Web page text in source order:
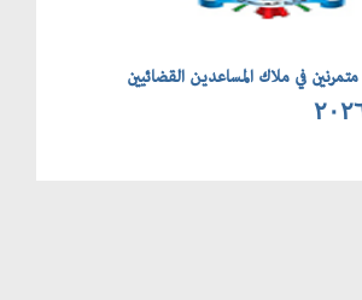
في ملاك المساعدين القضائيين